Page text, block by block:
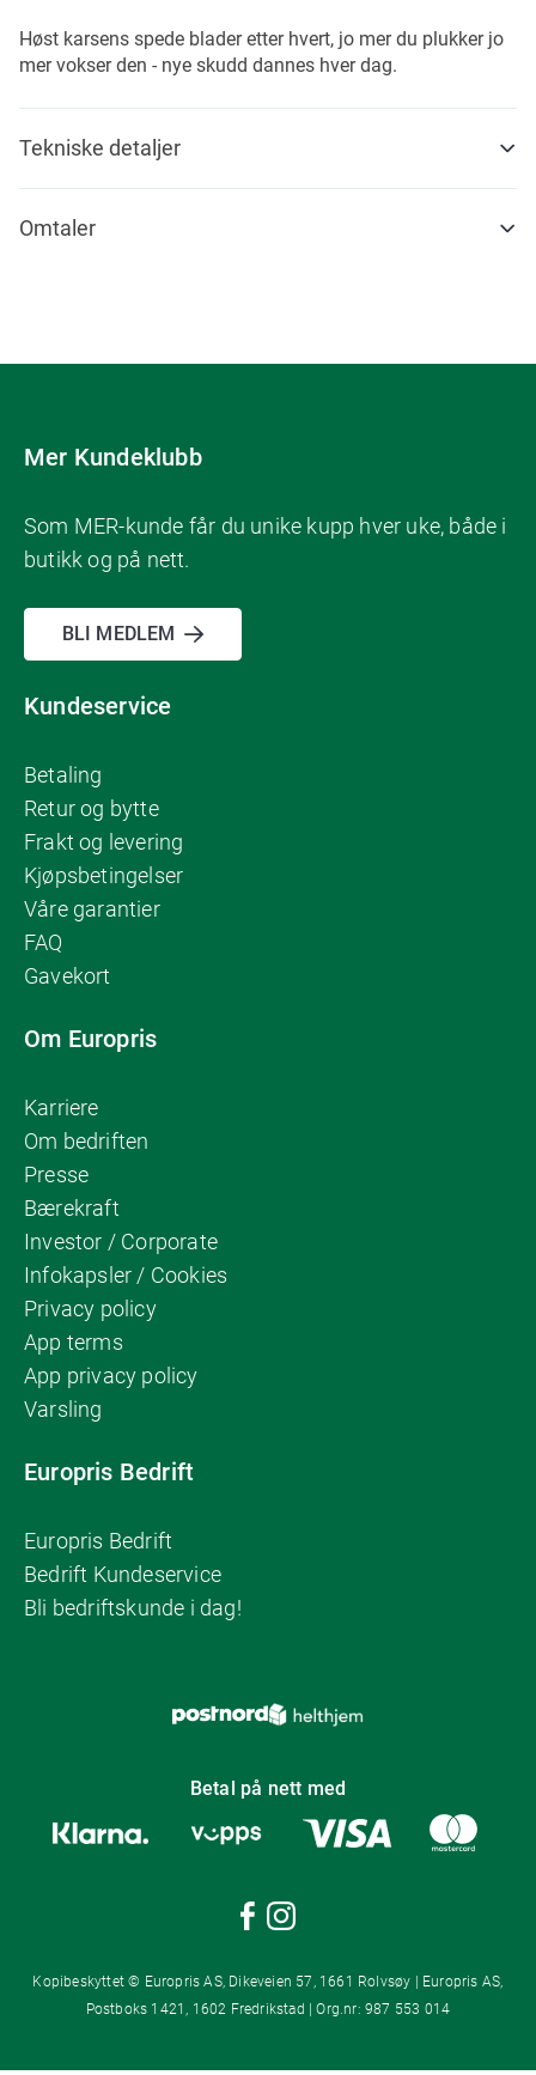
Høst karsens spede blader etter hvert, jo mer du plukker jo
mer vokser den - nye skudd dannes hver dag.
Tekniske detaljer
Omtaler
Mer Kundeklubb
Som MER-kunde får du unike kupp hver uke, både i
butikk og på nett.
BLI MEDLEM
Kundeservice
Betaling
Retur og bytte
Frakt og levering
Kjøpsbetingelser
Våre garantier
FAQ
Gavekort
Om Europris
Karriere
Om bedriften
Presse
Bærekraft
Investor / Corporate
Infokapsler / Cookies
Privacy policy
App terms
App privacy policy
Varsling
Europris Bedrift
Europris Bedrift
Bedrift Kundeservice
Bli bedriftskunde i dag!
Betal på nett med
Kopibeskyttet © Europris AS, Dikeveien 57, 1661 Rolvsøy | Europris AS,
Postboks 1421, 1602 Fredrikstad | Org.nr: 987 553 014